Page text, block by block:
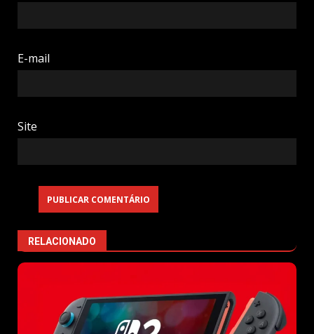
E-mail
Site
RELACIONADO